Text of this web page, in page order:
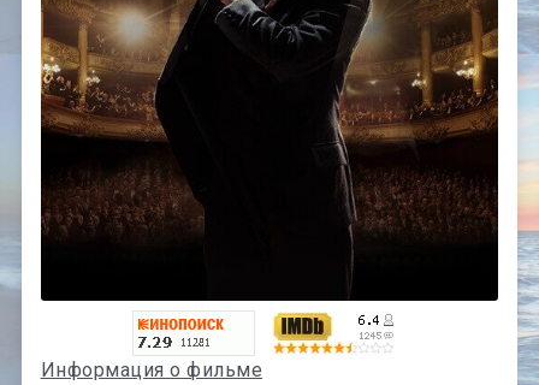
Информация о фильме